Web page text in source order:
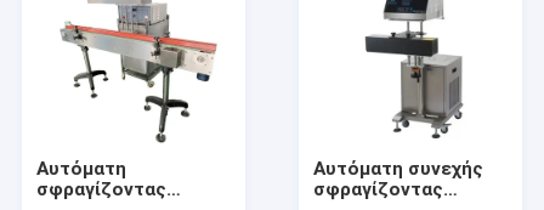
Αυτόματη
σφραγίζοντας
Αυτόματη συνεχής
σφραγίζοντας